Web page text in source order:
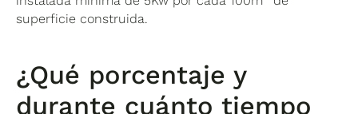
superficie construida.
¿Qué porcentaje y
durante cuánto tiempo